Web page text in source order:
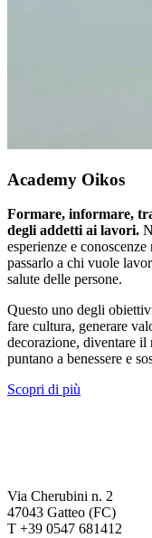
Academy Oikos
Formare, informare,
degli addetti ai lavori.
esperienze e
passarlo a chi vuole
salute delle persone.
Questo uno degli
fare cultura, generare
decorazione, diventare
puntano a benessere e
Scopri di più
Via Cherubini n. 2
47043 Gatteo (FC)
T +39 0547 681412